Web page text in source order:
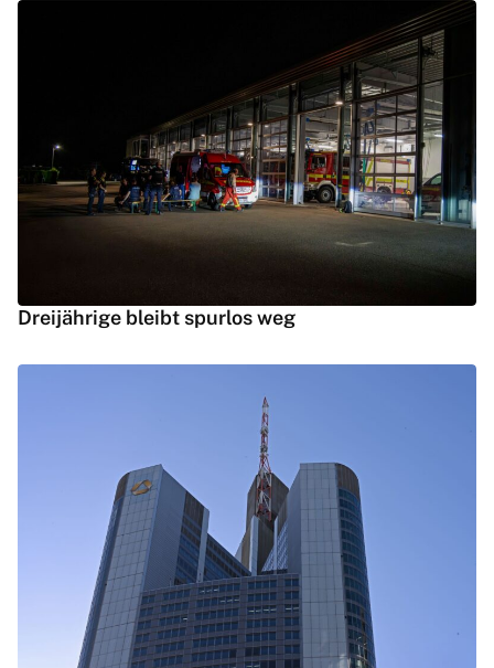
Dreijährige bleibt spurlos weg